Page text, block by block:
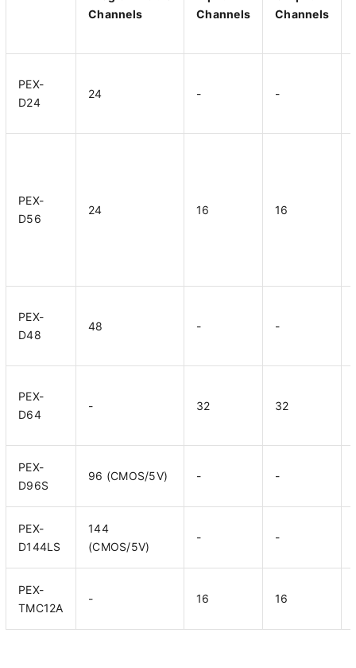
Channels
Channels
Channels
PEX-
D24
24 - -
PEX-
D56
24 16 16
PEX-
D48
48 - -
PEX-
D64
- 32 32
PEX-
D96S
96 (CMOS/5V) - -
PEX-
D144LS
144
(CMOS/5V)
- -
PEX-
TMC12A
- 16 16